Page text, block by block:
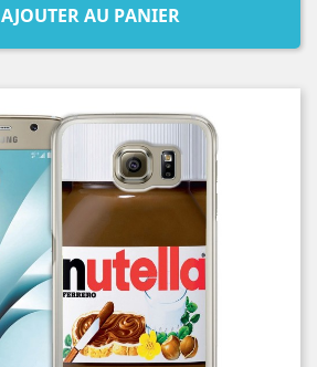
AJOUTER AU PANIER